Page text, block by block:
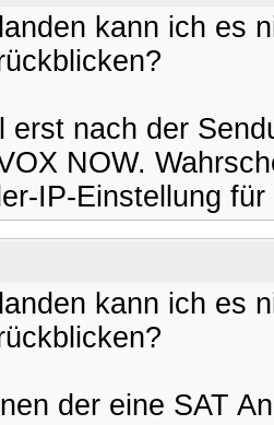
kann ich es
erst nach der
NOW.
IP-Einstellung
kann ich es
der eine SAT